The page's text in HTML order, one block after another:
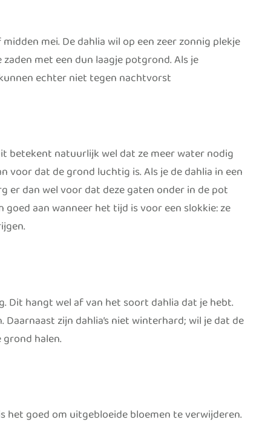
mei. De dahlia wil op een zeer zonnig plekje
met een dun laagje potgrond. Als je
echter niet tegen nachtvorst
betekent natuurlijk wel dat ze meer water nodig
voor dat de grond luchtig is. Als je de dahlia in een
er dan wel voor dat deze gaten onder in de pot
aan wanneer het tijd is voor een slokkie: ze
Dit hangt wel af van het soort dahlia dat je hebt.
zijn dahlia’s niet winterhard; wil je dat de
halen.
het goed om uitgebloeide bloemen te verwijderen.